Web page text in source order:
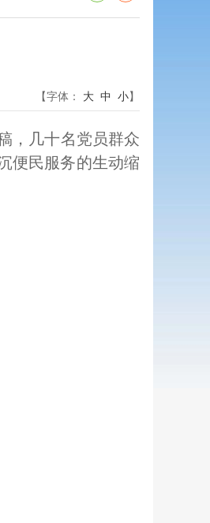
【字体： 大 中 小】
，几十名党员群众
便民服务的生动缩